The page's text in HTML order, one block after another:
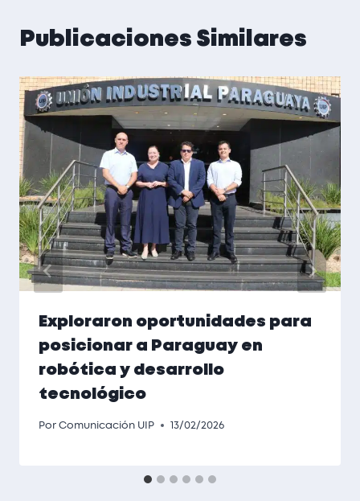
Publicaciones Similares
Exploraron oportunidades para
posicionar a Paraguay en
robótica y desarrollo
tecnológico
PorComunicación UIP 13/02/2026